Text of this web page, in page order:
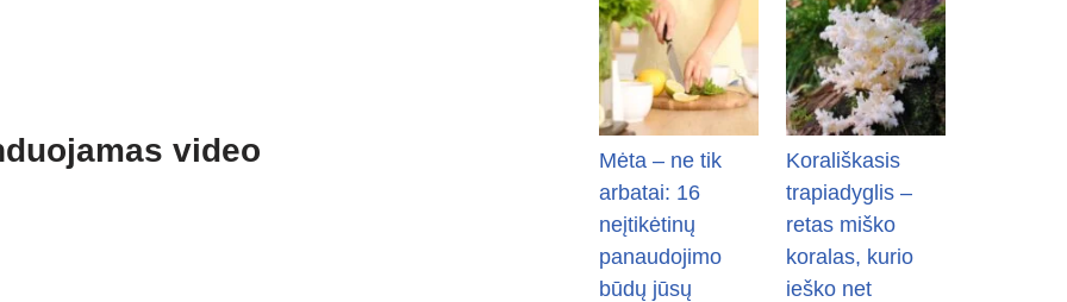
video
Mėta – ne tik
arbatai: 16
neįtikėtinų
panaudojimo
būdų jūsų
Korališkasis
trapiadyglis –
retas miško
koralas, kurio
ieško net